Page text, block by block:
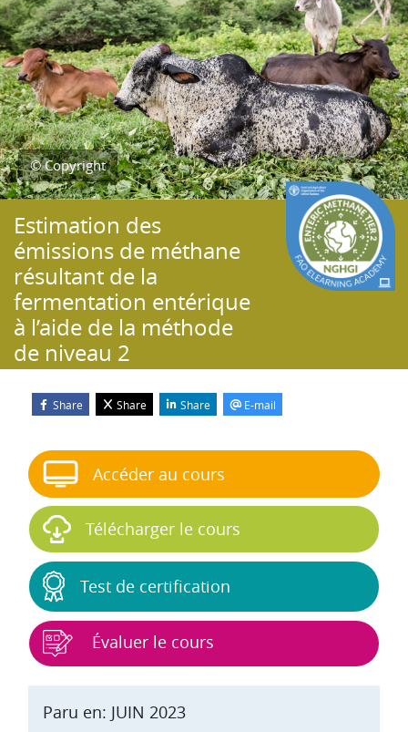
© Copyright
Estimation des
émissions de méthane
résultant de la
fermentation entérique
à l’aide de la méthode
de niveau 2
Share Share Share E-mail
Paru en: JUIN 2023
Accéder au cours
Télécharger le cours
Test de certification
Évaluer le cours